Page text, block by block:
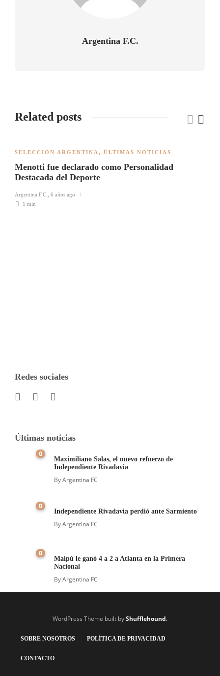
Argentina F.C.
Related posts
SELECCIÓN ARGENTINA , ÚLTIMAS NOTICIAS
Menotti fue declarado como Personalidad
Destacada del Deporte
Argentina F.C.
6 años ago
1 min
Redes sociales
Últimas noticias
0
Maximiliano Salas, el nuevo refuerzo de
Independiente Rivadavia
ByArgentina FC
0
Independiente Rivadavia perdió ante Sarmiento
ByArgentina FC
0
Maipú le ganó 4 a 2 a Atlanta en la Primera
Nacional
ByArgentina FC
WordPress Theme built byShufflehound.
SOBRE NOSOTROS POLÍTICA DE PRIVACIDAD
CONTACTO